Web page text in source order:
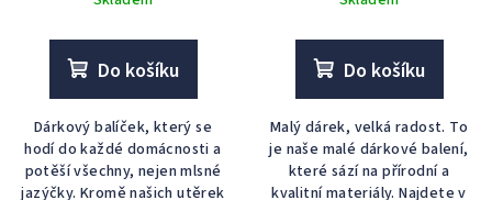
Do košíku
Dárkový balíček, který se
hodí do každé domácnosti a
potěší všechny, nejen mlsné
jazýčky. Kromě našich utěrek
Do košíku
Malý dárek, velká radost. To
je naše malé dárkové balení,
které sází na přírodní a
kvalitní materiály. Najdete v